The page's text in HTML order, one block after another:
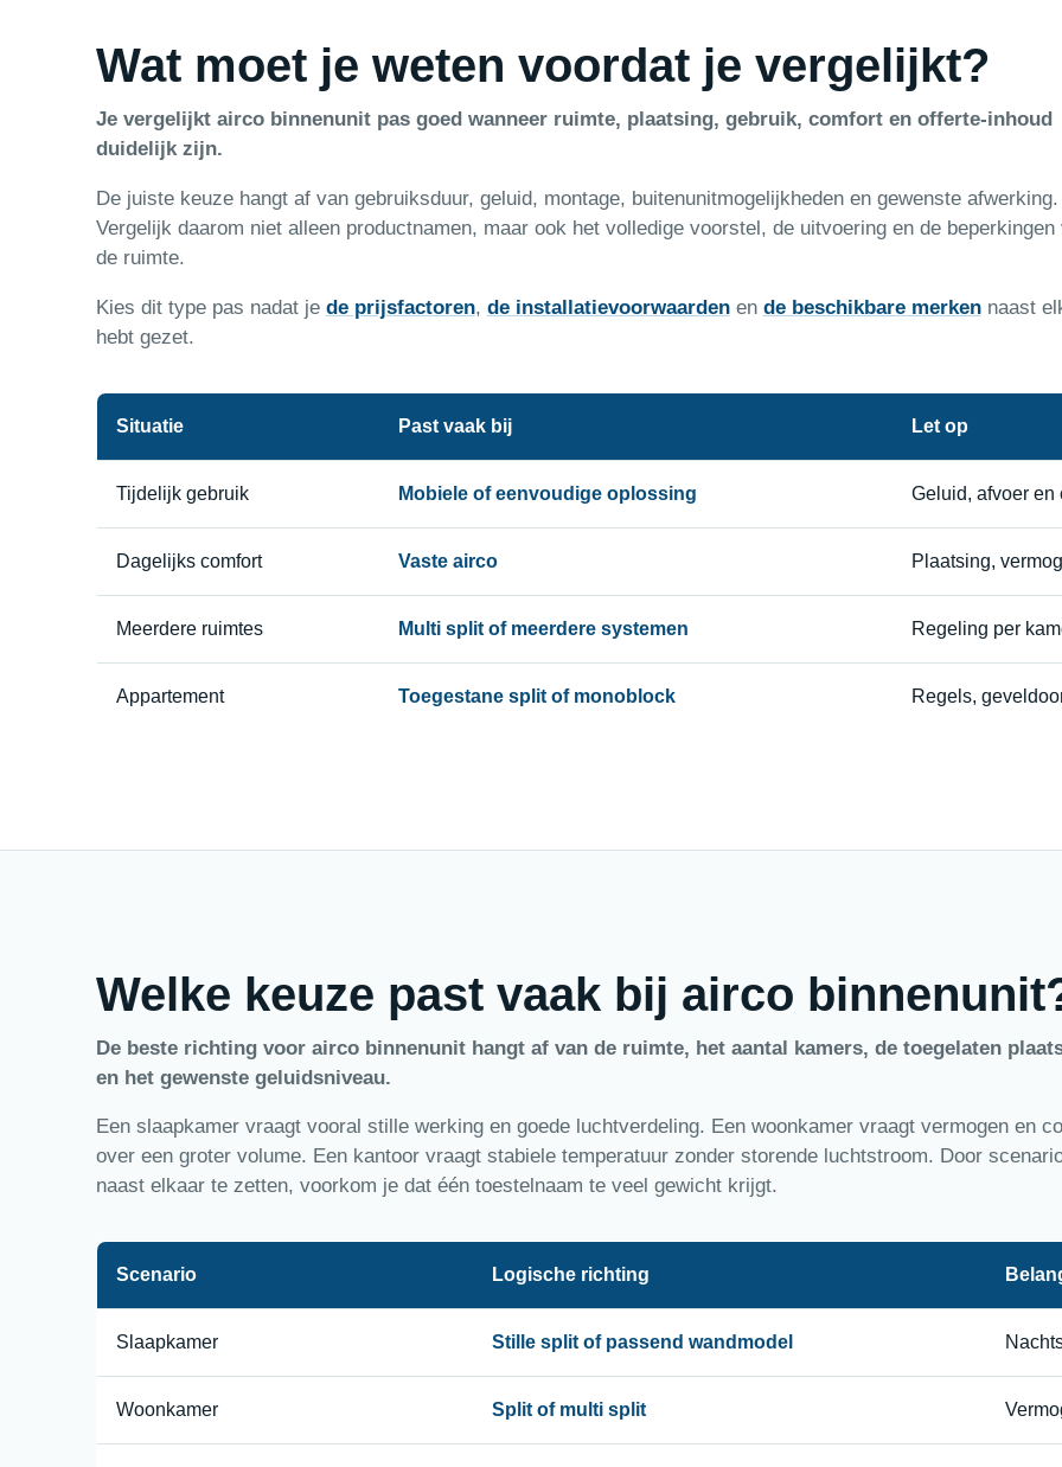
Wat moet je weten voordat je vergelijkt?
Je vergelijkt airco binnenunit pas goed wanneer ruimte, plaatsing, gebruik, comfort en offerte-inhoud
duidelijk zijn.
De juiste keuze hangt af van gebruiksduur, geluid, montage, buitenunitmogelijkheden en gewenste afwerking.
Vergelijk daarom niet alleen productnamen, maar ook het volledige voorstel, de uitvoering en de beperkingen
de ruimte.
Kies dit type pas nadat je de prijsfactoren, de installatievoorwaardenen de beschikbare merkennaast
hebt gezet.
Situatie Past vaak bij Let op
Tijdelijk gebruik Mobiele of eenvoudige oplossing Geluid, afvoer en
Dagelijks comfort Vaste airco Plaatsing,
Meerdere ruimtes Multi split of meerdere systemen Regeling per
Appartement Toegestane split of monoblock Regels,
Welke keuze past vaak bij airco
De beste richting voor airco binnenunit hangt af van de ruimte, het aantal kamers, de toegelaten
en het gewenste geluidsniveau.
Een slaapkamer vraagt vooral stille werking en goede luchtverdeling. Een woonkamer vraagt vermogen en
over een groter volume. Een kantoor vraagt stabiele temperatuur zonder storende luchtstroom. Door
naast elkaar te zetten, voorkom je dat één toestelnaam te veel gewicht krijgt.
Scenario Logische richting
Slaapkamer Stille split of passend wandmodel
Woonkamer Split of multi split